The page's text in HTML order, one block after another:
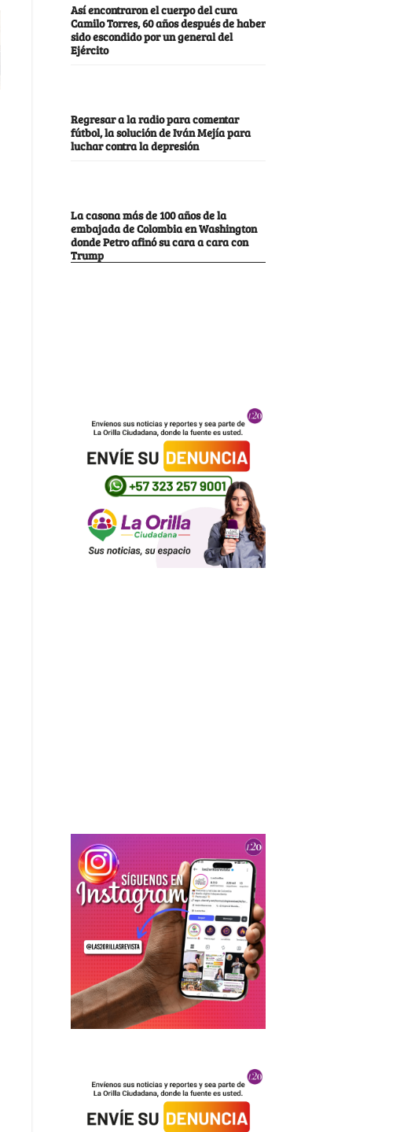
Así encontraron el cuerpo del cura
Camilo Torres, 60 años después de haber
sido escondido por un general del
Ejército
Regresar a la radio para comentar
fútbol, la solución de Iván Mejía para
luchar contra la depresión
La casona más de 100 años de la
embajada de Colombia en Washington
donde Petro afinó su cara a cara con
Trump